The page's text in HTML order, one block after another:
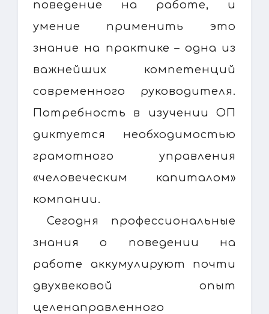
поведение на работе, и
умение применить это
знание на практике – одна из
важнейших компетенций
современного руководителя.
Потребность в изучении ОП
диктуется необходимостью
грамотного управления
«человеческим капиталом»
компании.
Сегодня профессиональные
знания о поведении на
работе аккумулируют почти
двухвековой опыт
целенаправленного